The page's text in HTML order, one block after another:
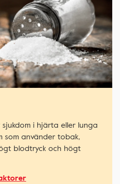
i hjärta eller lunga
som använder tobak,
blodtryck och högt